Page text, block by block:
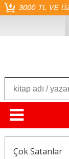
Çok Satanlar